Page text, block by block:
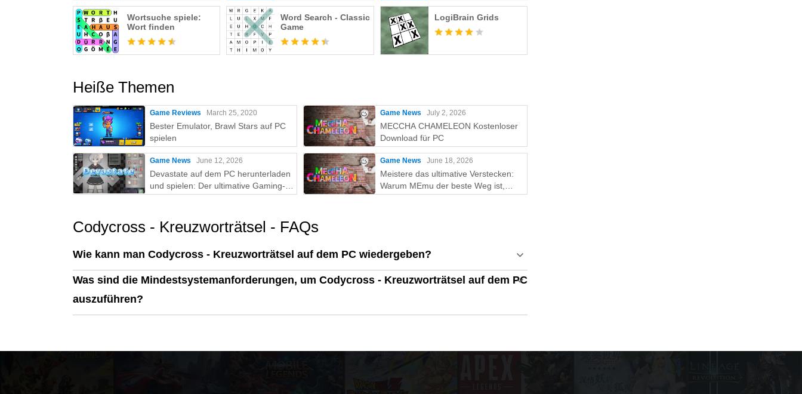
Wortsuche spiele:
Wort finden
Word Search - Classic
Game
LogiBrain Grids
Heiße Themen
Game Reviews March 25, 2020
Bester Emulator, Brawl Stars auf PC
spielen
Game News June 12, 2026
Devastate auf dem PC herunterladen
und spielen: Der ultimative Gaming-
Guide mit MEmu Play
Game News July 2, 2026
MECCHA CHAMELEON Kostenloser
Download für PC
Game News June 18, 2026
Meistere das ultimative Verstecken:
Warum MEmu der beste Weg ist,
MECCHA CHAMELEON auf dem PC
Codycross - Kreuzworträtsel - FAQs
Wie kann man Codycross - Kreuzworträtsel auf dem PC wiedergeben?
Was sind die Mindestsystemanforderungen, um Codycross - Kreuzworträtsel auf dem PC
auszuführen?